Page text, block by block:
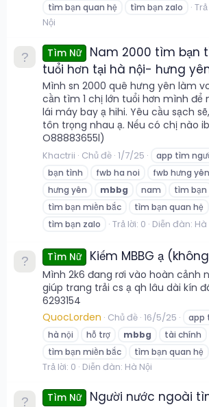
tìm bạn quan hệ
tìm bạn zalo
Nội
Tìm Nữ
Nam 2000 tìm bạn
tuổi hơn tại hà nội- hưng
Mình sn 2000 quê hưng yên làm
cần tìm 1 chị lớn tuổi hơn mình để
lái máy bay ạ hihi. Yêu cầu sạch
tôn trọng nhau ạ. Nếu có chị nào
O88883655l)
Khactrii Chủ đề 1/7/25 app tìm
bạn tình
fwb ha noi fwb hưng yên
hưng yên
mbbg nam tìm bạn
tìm bạn miền bắc
tìm bạn quan hệ
tìm bạn zalo
Trả lời: 0 Diễn đàn: Hà
Tìm Nữ Kiếm MBBG ạ
Mình 2k6 đang rơi vào hoàn cảnh
giúp trang trải cs ạ qh lâu dài kín
6293154
QuocLorden Chủ đề 16/5/25
app
hà nội
hỗ trợ mbbg tài chính
tìm bạn miền bắc
tìm bạn quan hệ
Trả lời: 0 Diễn đàn: Hà Nội
Tìm Nữ Người nước ngoài